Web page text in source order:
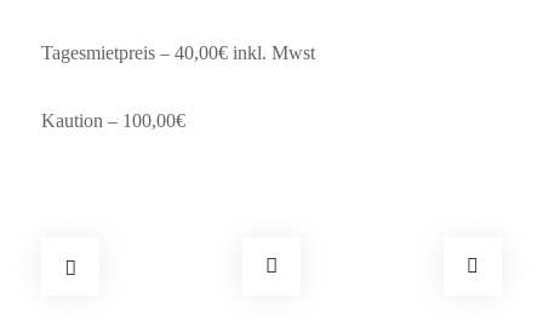
Tagesmietpreis – 40,00€ inkl. Mwst
Kaution – 100,00€